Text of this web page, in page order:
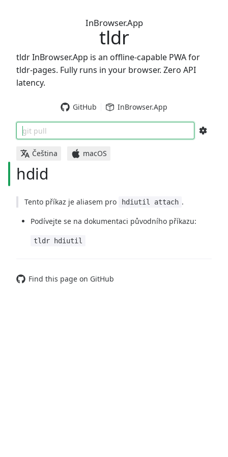
InBrowser.App
tldr
tldr InBrowser.App is an offline-capable PWA for
tldr-pages. Fully runs in your browser. Zero API
latency.
GitHub InBrowser.App
git pull
Čeština macOS
hdid
Tento příkaz je aliasem pro hdiutil attach .
Podívejte se na dokumentaci původního příkazu:
tldr hdiutil
Find this page on GitHub